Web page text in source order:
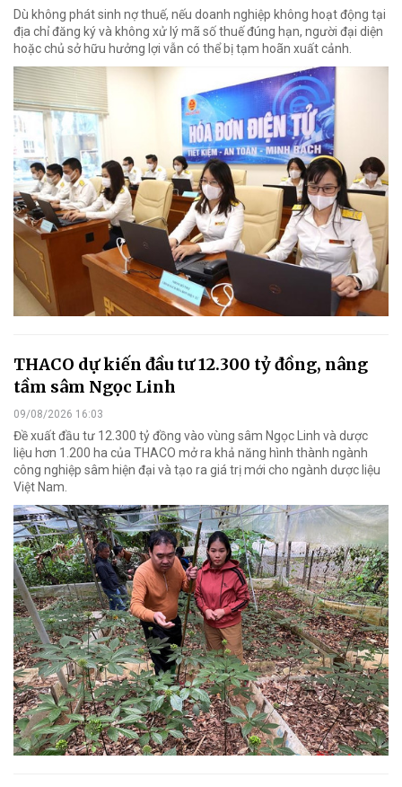
Dù không phát sinh nợ thuế, nếu doanh nghiệp không hoạt động tại
địa chỉ đăng ký và không xử lý mã số thuế đúng hạn, người đại diện
hoặc chủ sở hữu hưởng lợi vẫn có thể bị tạm hoãn xuất cảnh.
THACO dự kiến đầu tư 12.300 tỷ đồng, nâng
tầm sâm Ngọc Linh
09/08/2026 16:03
Đề xuất đầu tư 12.300 tỷ đồng vào vùng sâm Ngọc Linh và dược
liệu hơn 1.200 ha của THACO mở ra khả năng hình thành ngành
công nghiệp sâm hiện đại và tạo ra giá trị mới cho ngành dược liệu
Việt Nam.